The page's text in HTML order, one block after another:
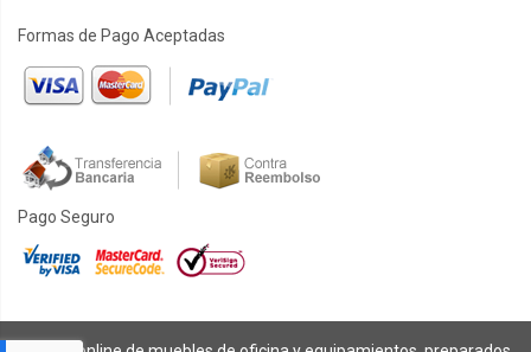
Formas de Pago Aceptadas
Pago Seguro